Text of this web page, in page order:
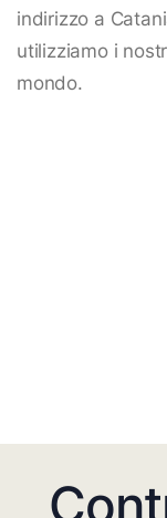
indirizzo a
utilizziamo i
mondo.